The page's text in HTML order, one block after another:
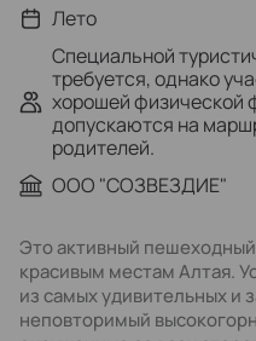
Лето
Специальной
требуется, однако
хорошей физической
допускаются на
родителей.
ООО "СОЗВЕЗДИЕ"
Это активный
красивым местам Алтая.
из самых удивительных и
неповторимый